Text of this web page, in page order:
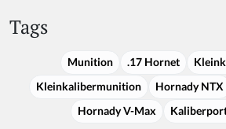
Tags
Munition .17 Hornet
Kleinkalibermunition
Hornady NTX
Hornady V-Max